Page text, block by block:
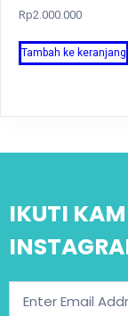
Rp2.000.000
Tambah ke keranjang
IKUTI